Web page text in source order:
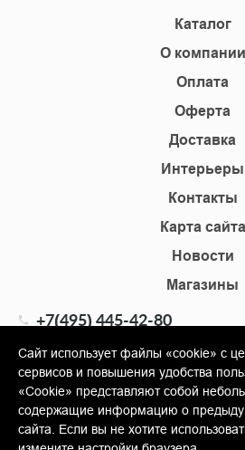
Каталог
О компании
Оплата
Оферта
Доставка
Интерьеры
Контакты
Карта сайта
Новости
Магазины
+7(495) 445-42-80
info@shopkm.ru
© Copyright 2013-2026 KERAMA
Керамика»
Сайт использует файлы «cookie» с
сервисов и повышения удобства
«Cookie» представляют собой
содержащие информацию о
сайта. Если вы не хотите